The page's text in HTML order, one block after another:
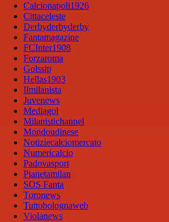
Calcionapoli1926
Cittaceleste
Derbyderbyderby
Fantamagazine
FCInter1908
Forzaroma
Golssip
Hellas1903
Ilmilanista
Juvenews
Mediagol
Milanistichannel
Mondoudinese
Notiziecalciomercato
Numericalcio
Padovasport
Pianetamilan
SOS Fanta
Toronews
Tuttobolognaweb
Violanews